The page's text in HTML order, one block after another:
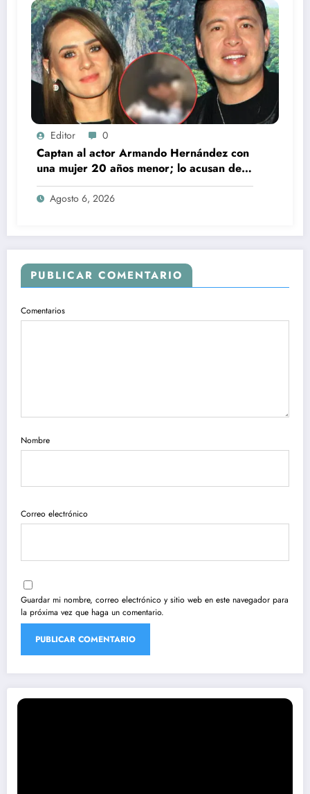
Editor 0
Captan al actor Armando Hernández con
una mujer 20 años menor; lo acusan de
infidelidad a su esposa
Agosto 6, 2026
PUBLICAR COMENTARIO
Comentarios
Nombre
Correo electrónico
Guardar mi nombre, correo electrónico y sitio web en este navegador para
la próxima vez que haga un comentario.